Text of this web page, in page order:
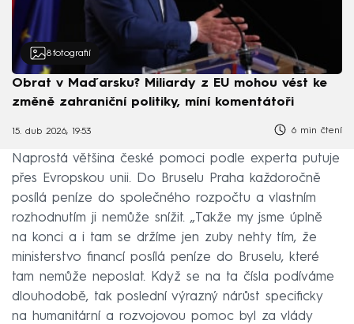
8 fotografií
Obrat v Maďarsku? Miliardy z EU mohou vést ke
změně zahraniční politiky, míní komentátoři
15. dub 2026, 19:53 6 min čtení
Naprostá většina české pomoci podle experta putuje
přes Evropskou unii. Do Bruselu Praha každoročně
posílá peníze do společného rozpočtu a vlastním
rozhodnutím ji nemůže snížit. „Takže my jsme úplně
na konci a i tam se držíme jen zuby nehty tím, že
ministerstvo financí posílá peníze do Bruselu, které
tam nemůže neposlat. Když se na ta čísla podíváme
dlouhodobě, tak poslední výrazný nárůst specificky
na humanitární a rozvojovou pomoc byl za vlády